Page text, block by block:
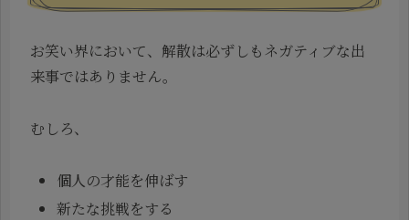
お笑い界において、解散は必ずしもネガティブな出
来事ではありません。
むしろ、
個人の才能を伸ばす
新たな挑戦をする